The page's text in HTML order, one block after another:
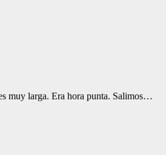
muy larga. Era hora punta. Salimos…